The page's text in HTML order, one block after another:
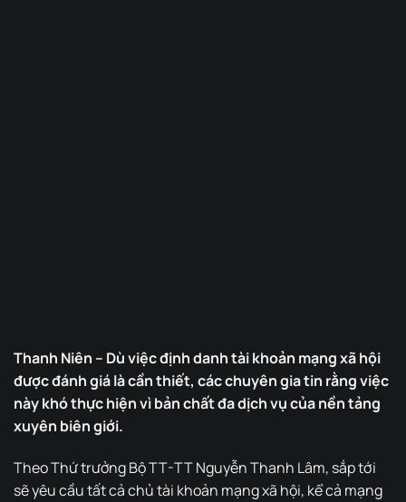
Thanh Niên – Dù việc định danh tài khoản mạng xã hội
được đánh giá là cần thiết, các chuyên gia tin rằng việc
này khó thực hiện vì bản chất đa dịch vụ của nền tảng
xuyên biên giới.
Theo Thứ trưởng Bộ TT-TT Nguyễn Thanh Lâm, sắp tới
sẽ yêu cầu tất cả chủ tài khoản mạng xã hội, kể cả mạng